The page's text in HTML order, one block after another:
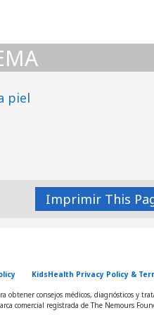
piel
Imprimir
KidsHealth Privacy Policy &
consejos médicos, diagnósticos y
comercial registrada de The Nemours